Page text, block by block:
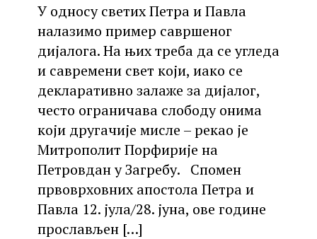
У односу светих Петра и Павла
налазимо пример савршеног
дијалога. На њих треба да се угледа
и савремени свет који, иако се
декларативно залаже за дијалог,
често ограничава слободу онима
који другачије мисле – рекао је
Митрополит Порфирије на
Петровдан у Загребу. Спомен
првоврховних апостола Петра и
Павла 12. јула/28. јуна, ове године
прослављен […]